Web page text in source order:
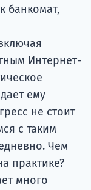
банкомат,
Интернет-
ему
не стоит
с таким
Чем
практике?
много